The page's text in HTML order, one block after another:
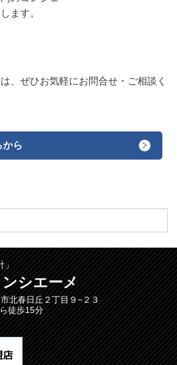
ます。
、ぜひお気軽にお問合せ・ご相談く
から
シエーメ
北春日丘２丁目９−２３
徒歩15分